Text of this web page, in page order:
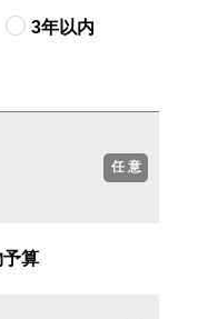
3年以内
任 意
算